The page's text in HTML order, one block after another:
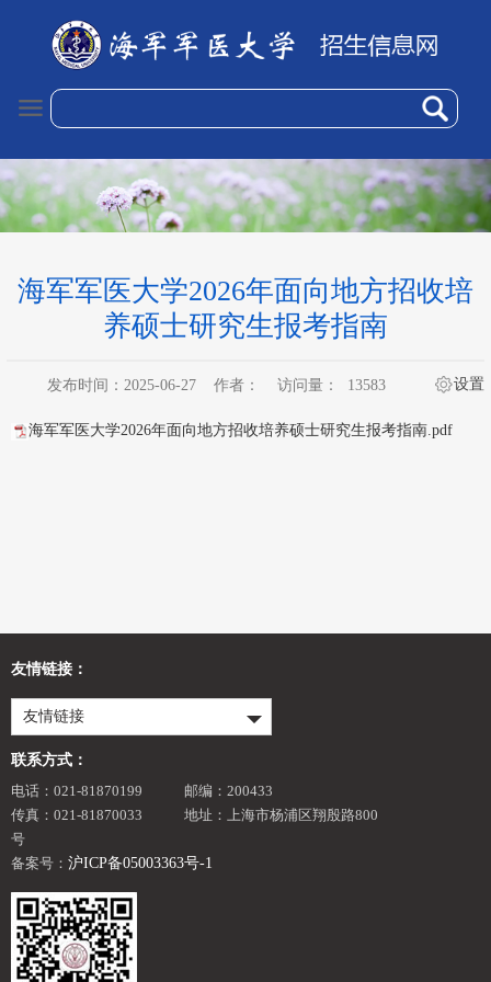
海军军医大学2026年面向地方招收培
养硕士研究生报考指南
发布时间：2025-06-27 作者： 访问量： 13583 设置
海军军医大学2026年面向地方招收培养硕士研究生报考指南.pdf
友情链接：
友情链接
联系方式：
电话：021-81870199
邮编：200433
传真：021-81870033
地址：上海市杨浦区翔殷路800
号
备案号： 沪ICP备05003363号-1